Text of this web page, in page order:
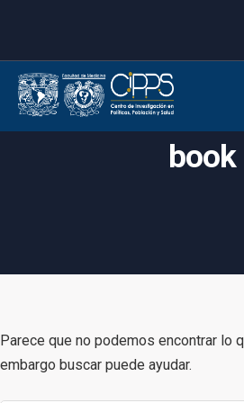
book
Parece que no podemos encontrar lo
embargo buscar puede ayudar.